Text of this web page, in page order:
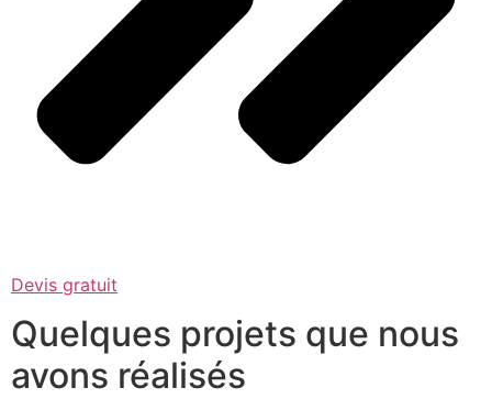
Devis gratuit
Quelques projets que nous
avons réalisés